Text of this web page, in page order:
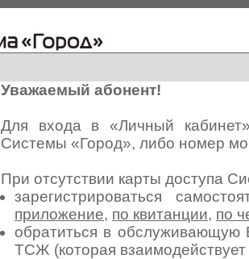
Уважаемый абонент!
Для входа в «Личный
Системы «Город», либо номер
При отсутствии карты доступа
зарегистрироваться
приложение, по квитанции, по
обратиться в
ТСЖ (которая